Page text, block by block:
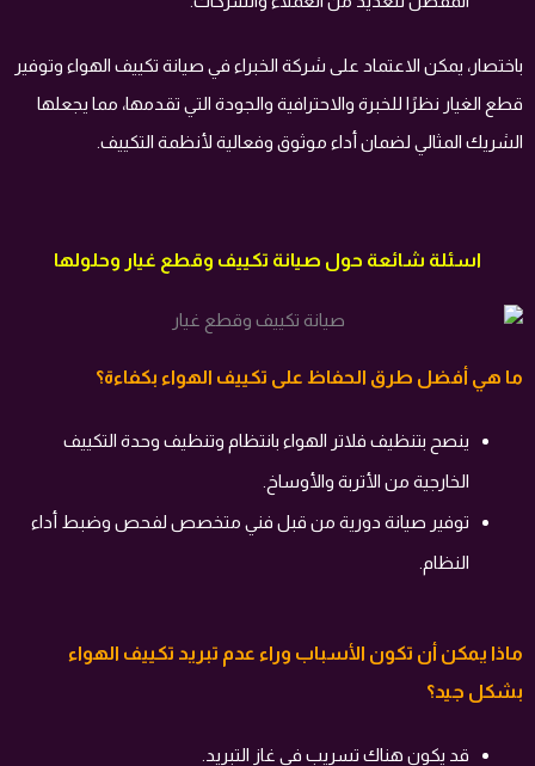
باختصار، يمكن الاعتماد على شركة الخبراء في صيانة تكييف الهواء وتوفير
قطع الغيار نظرًا للخبرة والاحترافية والجودة التي تقدمها، مما يجعلها
الشريك المثالي لضمان أداء موثوق وفعالية لأنظمة التكييف.
اسئلة شائعة حول صيانة تكييف وقطع غيار وحلولها
ما هي أفضل طرق الحفاظ على تكييف الهواء بكفاءة؟
ينصح بتنظيف فلاتر الهواء بانتظام وتنظيف وحدة التكييف
الخارجية من الأتربة والأوساخ.
توفير صيانة دورية من قبل فني متخصص لفحص وضبط أداء
النظام.
ماذا يمكن أن تكون الأسباب وراء عدم تبريد تكييف الهواء
بشكل جيد؟
قد يكون هناك تسريب في غاز التبريد.